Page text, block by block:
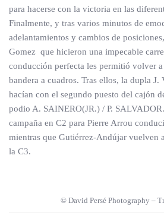
para hacerse con la victoria en las
Finalmente, y tras varios minutos de
adelantamientos y cambios de
Gomez que hicieron una impecable
conducción perfecta les permitió volver
bandera a cuadros. Tras ellos, la dupla J.
hacían con el segundo puesto del cajón
podio A. SAINERO(JR.) / P.
campaña en C2 para Pierre Arrou
mientras que Gutiérrez-Andújar vuelven
la C3.
© David Persé Photography –